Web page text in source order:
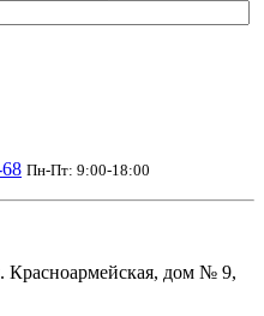
Пн-Пт: 9:00-18:00
Красноармейская, дом № 9,